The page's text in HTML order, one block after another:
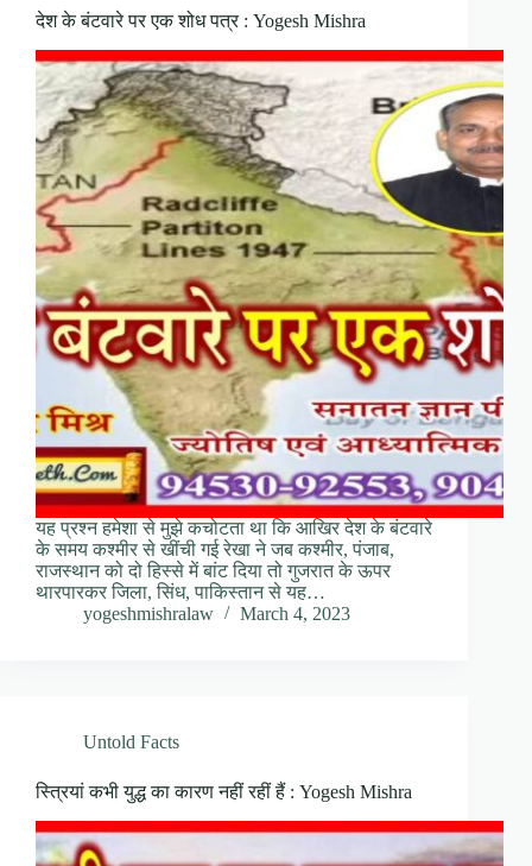
देश के बंटवारे पर एक शोध पत्र : Yogesh Mishra
यह प्रश्न हमेशा से मुझे कचोटता था कि आखिर देश के बंटवारे
के समय कश्मीर से खींची गई रेखा ने जब कश्मीर, पंजाब,
राजस्थान को दो हिस्से में बांट दिया तो गुजरात के ऊपर
थारपारकर जिला, सिंध, पाकिस्तान से यह…
yogeshmishralaw
March 4, 2023
Untold Facts
स्त्रियां कभी युद्ध का कारण नहीं रहीं हैं : Yogesh Mishra